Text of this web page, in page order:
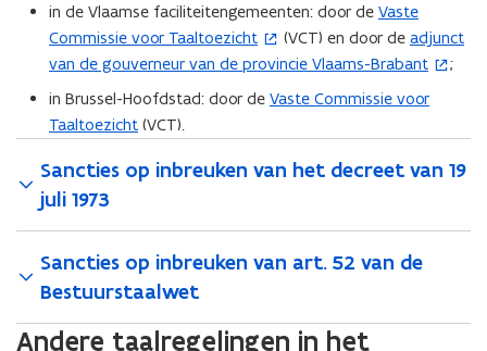
in de Vlaamse faciliteitengemeenten: door de Vaste
Commissie voor Taaltoezicht
(
o
p
e
t
i
e
w
(VCT) en door de adjunct
van de gouverneur van de provincie Vlaams-Brabant
(
o
p
n
t
i
u
;
in Brussel-Hoofdstad: door de Vaste Commissie voor
Taaltoezicht (VCT).
Sancties op inbreuken van het decreet van 19
juli 1973
Sancties op inbreuken van art. 52 van de
Bestuurstaalwet
Andere taalregelingen in het